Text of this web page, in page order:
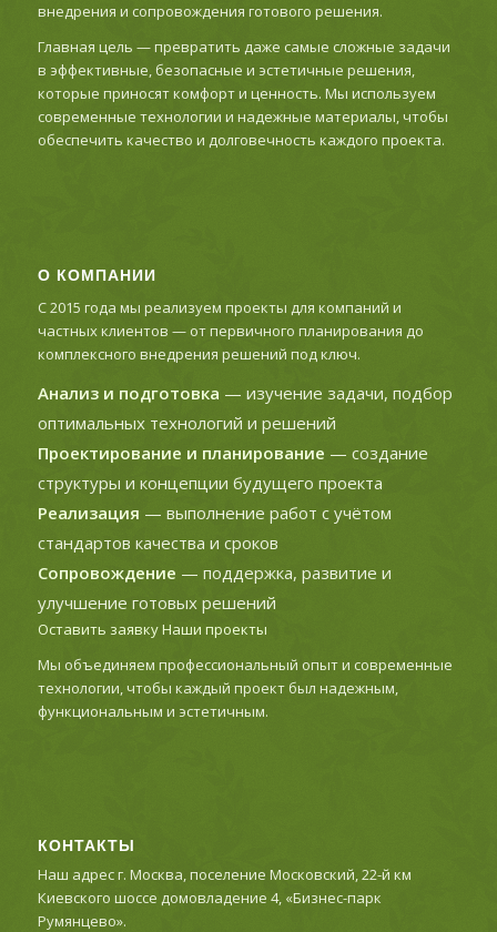
внедрения и сопровождения готового решения.
Главная цель — превратить даже самые сложные задачи
в эффективные, безопасные и эстетичные решения,
которые приносят комфорт и ценность. Мы используем
современные технологии и надежные материалы, чтобы
обеспечить качество и долговечность каждого проекта.
О КОМПАНИИ
С 2015 года мы реализуем проекты для компаний и
частных клиентов — от первичного планирования до
комплексного внедрения решений под ключ.
Анализ и подготовка — изучение задачи, подбор
оптимальных технологий и решений
Проектирование и планирование — создание
структуры и концепции будущего проекта
Реализация — выполнение работ с учётом
стандартов качества и сроков
Сопровождение — поддержка, развитие и
улучшение готовых решений
Оставить заявкуНаши проекты
Мы объединяем профессиональный опыт и современные
технологии, чтобы каждый проект был надежным,
функциональным и эстетичным.
КОНТАКТЫ
Наш адрес г. Москва, поселение Московский, 22-й км
Киевского шоссе домовладение 4, «Бизнес-парк
Румянцево».